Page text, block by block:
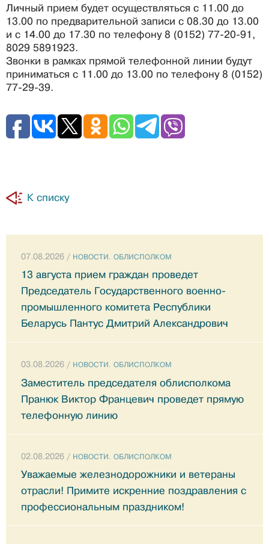
Личный прием будет осуществляться с 11.00 до
13.00 по предварительной записи с 08.30 до 13.00
и с 14.00 до 17.30 по телефону 8 (0152) 77-20-91,
8029 5891923.
Звонки в рамках прямой телефонной линии будут
приниматься с 11.00 до 13.00 по телефону 8 (0152)
77-29-39.
К списку
07.08.2026 / НОВОСТИ. ОБЛИСПОЛКОМ
13 августа прием граждан проведет
Председатель Государственного военно-
промышленного комитета Республики
Беларусь Пантус Дмитрий Александрович
03.08.2026 / НОВОСТИ. ОБЛИСПОЛКОМ
Заместитель председателя облисполкома
Пранюк Виктор Францевич проведет прямую
телефонную линию
02.08.2026 / НОВОСТИ. ОБЛИСПОЛКОМ
Уважаемые железнодорожники и ветераны
отрасли! Примите искренние поздравления с
профессиональным праздником!